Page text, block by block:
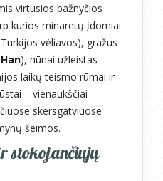
virtusios bažnyčios
kurios minaretų įdomiai
vėliavos), gražus
), nūnai užleistas
laikų teismo rūmai ir
– vienaukščiai
skersgatviuose
šeimos.
stokojančiųjų